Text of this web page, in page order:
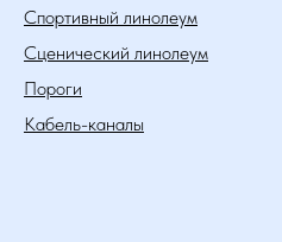
Спортивный линолеум
Сценический линолеум
Пороги
Кабель-каналы